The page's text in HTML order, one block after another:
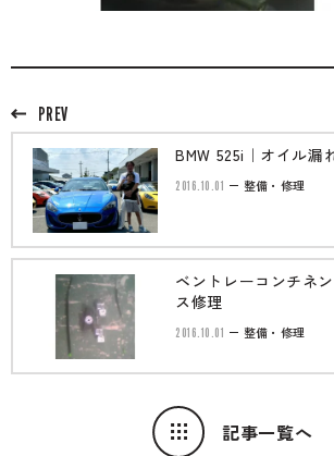
PREV
BMW 525i｜オイル漏
2016.10.01 整備・修理
記事一覧へ
ベントレーコンチネ
ス修理
2016.10.01 整備・修理